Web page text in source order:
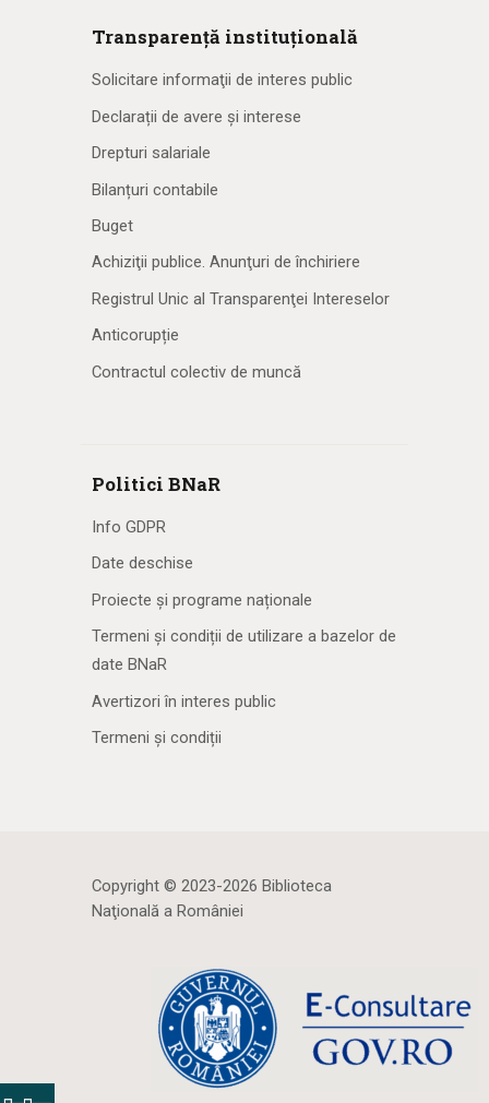
Transparență instituțională
Solicitare informaţii de interes public
Declarații de avere și interese
Drepturi salariale
Bilanțuri contabile
Buget
Achiziţii publice. Anunţuri de închiriere
Registrul Unic al Transparenţei Intereselor
Anticorupție
Contractul colectiv de muncă
Politici BNaR
Info GDPR
Date deschise
Proiecte și programe naționale
Termeni și condiții de utilizare a bazelor de
date BNaR
Avertizori în interes public
Termeni și condiții
Copyright © 2023-2026 Biblioteca
Naţională a României